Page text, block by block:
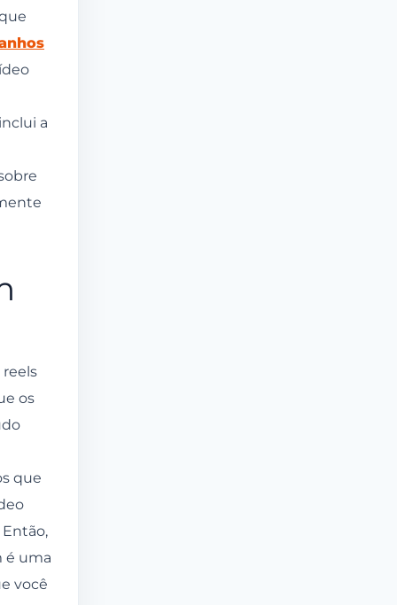
a
os
que
é uma
você